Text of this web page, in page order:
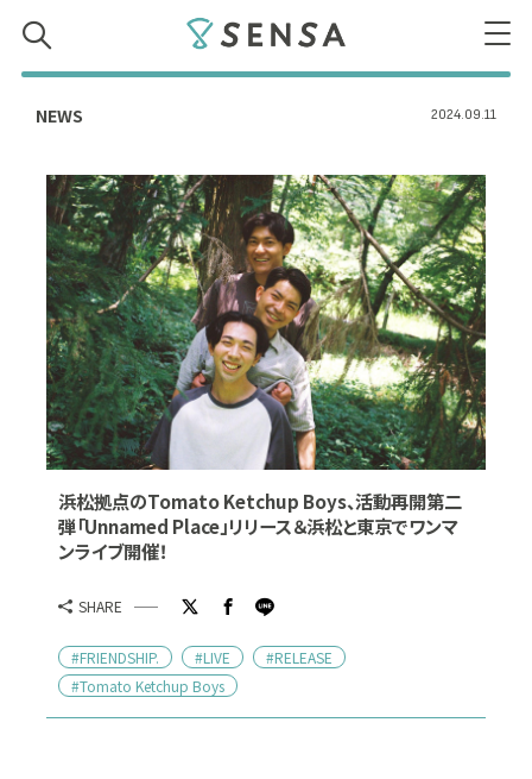
NEWS 2024.09.11
浜松拠点のTomato Ketchup Boys、活動再開第二
弾「Unnamed Place」リリース＆浜松と東京でワンマ
ンライブ開催！
SHARE
#FRIENDSHIP. #LIVE
#RELEASE
#Tomato Ketchup Boys